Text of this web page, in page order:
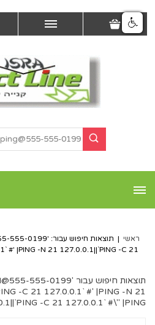
ראשי | תוצאות חיפוש עבור: '0199@EXAMPLE.COM
#' |PING -N 21 127.0.0.1||`PING -C 21
תוצאות חיפוש עבור '555-555-0199@EXAMPLE.COM
-C 21 127.0.0.1` #' |PING -N 21
-C 21 127.0.0.1` #\" |PING'